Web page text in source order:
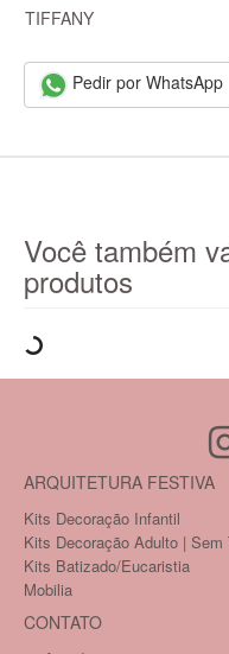
TIFFANY
Pedir por WhatsApp
Você também
produtos
ARQUITETURA FESTIVA
Kits Decoração Infantil
Kits Decoração Adulto | Sem
Kits Batizado/Eucaristia
Mobilia
CONTATO